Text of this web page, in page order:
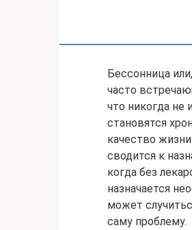
Бессонница
часто
что никогда не
становятся
качество
сводится к
когда без
назначается
может
саму проблему.